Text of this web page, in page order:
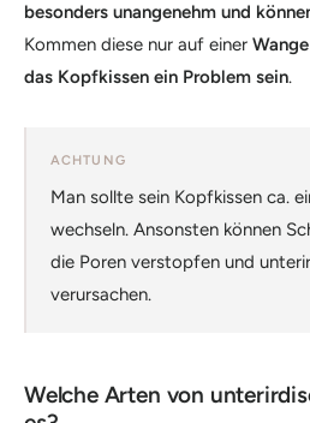
besonders unangenehm und
Kommen diese nur auf einer
das Kopfkissen ein Problem sein.
ACHTUNG
Man sollte sein Kopfkissen ca.
wechseln. Ansonsten können
die Poren verstopfen und
verursachen.
Welche Arten von